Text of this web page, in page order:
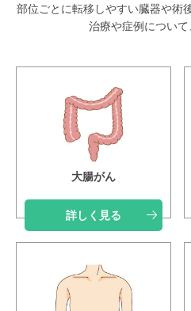
部位ごとに転移しやすい臓器や術
治療や症例について
大腸がん
詳しく見る